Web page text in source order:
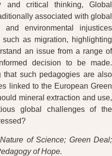
and critical thinking, Global
associated with global
environmental injustices
as migration, highlighting
an issue from a range of
decision to be made.
such pedagogies are also
linked to the European Green
mineral extraction and use,
global challenges of the
of Science; Green Deal;
of Hope.